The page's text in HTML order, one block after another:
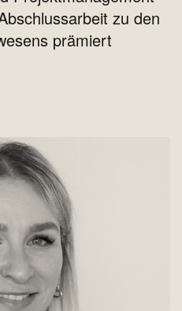
zu den
prämiert